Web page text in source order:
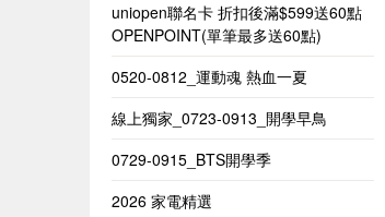
uniopen聯名卡 折扣後滿$599送60點
OPENPOINT(單筆最多送60點)​
0520-0812_運動魂 熱血一夏
線上獨家_0723-0913_開學早鳥
0729-0915_BTS開學季
2026 家電精選